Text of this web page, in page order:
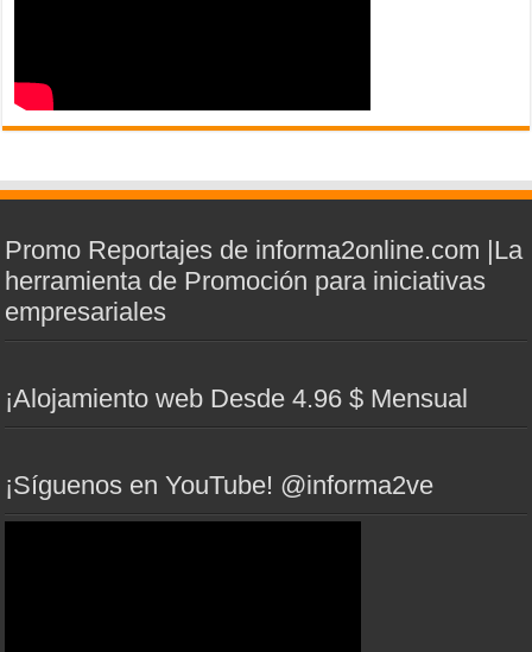
Promo Reportajes de informa2online.com |La
herramienta de Promoción para iniciativas
empresariales
¡Alojamiento web Desde 4.96 $ Mensual
¡Síguenos en YouTube! @informa2ve